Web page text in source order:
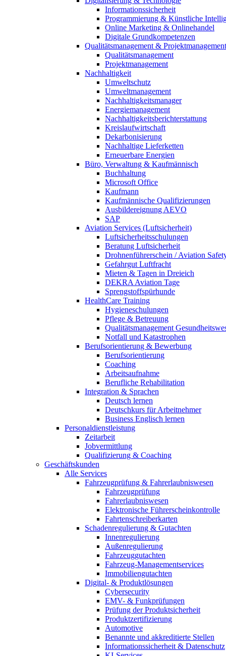
Informationssicherheit
Programmierung & Künstliche
Online Marketing & Onlinehandel
Digitale Grundkompetenzen
Qualitätsmanagement & Projektmanagement
Qualitätsmanagement
Projektmanagement
Nachhaltigkeit
Umweltschutz
Umweltmanagement
Nachhaltigkeitsmanager
Energiemanagement
Nachhaltigkeitsberichterstattung
Kreislaufwirtschaft
Dekarbonisierung
Nachhaltige Lieferketten
Erneuerbare Energien
Büro, Verwaltung & Kaufmännisch
Buchhaltung
Microsoft Office
Kaufmann
Kaufmännische Qualifizierungen
Ausbildereignung AEVO
SAP
Aviation Services (Luftsicherheit)
Luftsicherheitsschulungen
Beratung Luftsicherheit
Drohnenführerschein / Aviation
Gefahrgut Luftfracht
Mieten & Tagen in Dreieich
DEKRA Aviation Tage
Sprengstoffspürhunde
HealthCare Training
Hygieneschulungen
Pflege & Betreuung
Qualitätsmanagement
Notfall und Katastrophen
Berufsorientierung & Bewerbung
Berufsorientierung
Coaching
Arbeitsaufnahme
Berufliche Rehabilitation
Integration & Sprachen
Deutsch lernen
Deutschkurs für Arbeitnehmer
Business Englisch lernen
Personaldienstleistung
Zeitarbeit
Jobvermittlung
Qualifizierung & Coaching
Geschäftskunden
Alle Services
Fahrzeugprüfung & Fahrerlaubniswesen
Fahrzeugprüfung
Fahrerlaubniswesen
Elektronische Führerscheinkontrolle
Fahrtenschreiberkarten
Schadenregulierung & Gutachten
Innenregulierung
Außenregulierung
Fahrzeuggutachten
Fahrzeug-Managementservices
Immobiliengutachten
Digital- & Produktlösungen
Cybersecurity
EMV- & Funkprüfungen
Prüfung der Produktsicherheit
Produktzertifizierung
Automotive
Benannte und akkreditierte Stellen
Informationssicherheit & Datenschutz